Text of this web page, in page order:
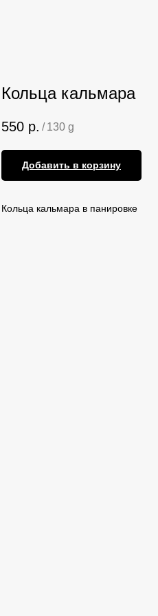
Кольца кальмара
550 р. / 130 g
Добавить в корзину
Кольца кальмара в панировке